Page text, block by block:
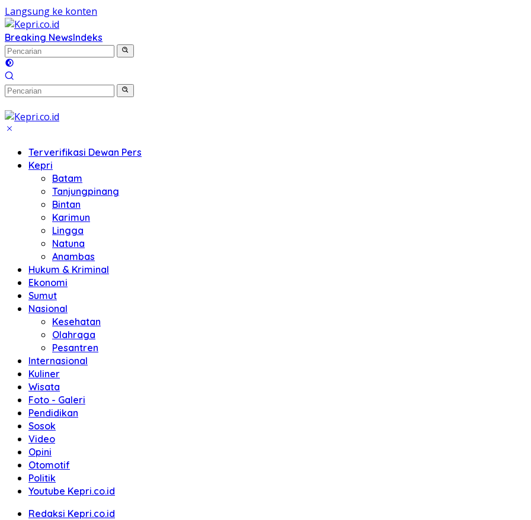
Langsung ke konten
Breaking NewsIndeks
Terverifikasi Dewan Pers
Kepri
Batam
Tanjungpinang
Bintan
Karimun
Lingga
Natuna
Anambas
Hukum & Kriminal
Ekonomi
Sumut
Nasional
Kesehatan
Olahraga
Pesantren
Internasional
Kuliner
Wisata
Foto - Galeri
Pendidikan
Sosok
Video
Opini
Otomotif
Politik
Youtube Kepri.co.id
Redaksi Kepri.co.id